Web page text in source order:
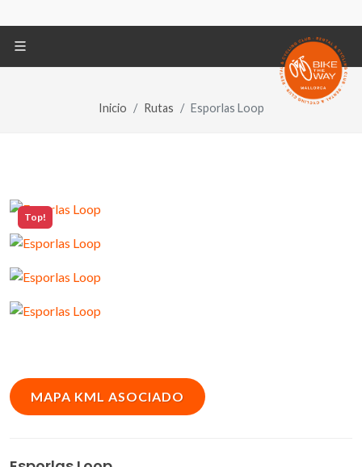
generalmente un número que permite identificar tu
ordenador. También puede encontrar información
sobre configuración, origen y finalidades en la
Política de Privacidad ubicada en la parte inferior
de la pantalla.
Cookies técnicas
Compartir tus análisis de navegación y
Inicio Rutas Esporlas Loop
Top!
MAPA KML ASOCIADO